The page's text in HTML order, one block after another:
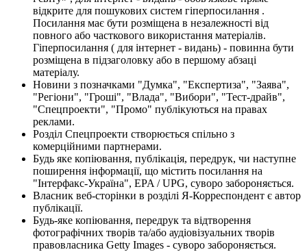
відкрите для пошукових систем гіперпосилання .
Посилання має бути розміщена в незалежності від
повного або часткового використання матеріалів.
Гіперпосилання ( для інтернет - видань) - повинна бути
розміщена в підзаголовку або в першому абзаці
матеріалу.
Новини з позначками "Думка", "Експертиза", "Заява",
"Регіони", "Гроші", "Влада", "Вибори", "Тест-драйв",
"Спецпроекти", "Промо" публікуються на правах
реклами.
Розділ Спецпроекти створюється спільно з
комерційними партнерами.
Будь яке копіювання, публікація, передрук, чи наступне
поширення інформації, що містить посилання на
"Інтерфакс-Україна", EPA / UPG, суворо забороняється.
Власник веб-сторінки в розділі Я-Корреспондент є автор
публікації.
Будь-яке копіювання, передрук та відтворення
фотографічних творів та/або аудіовізуальних творів
правовласника Getty Images - суворо забороняється.